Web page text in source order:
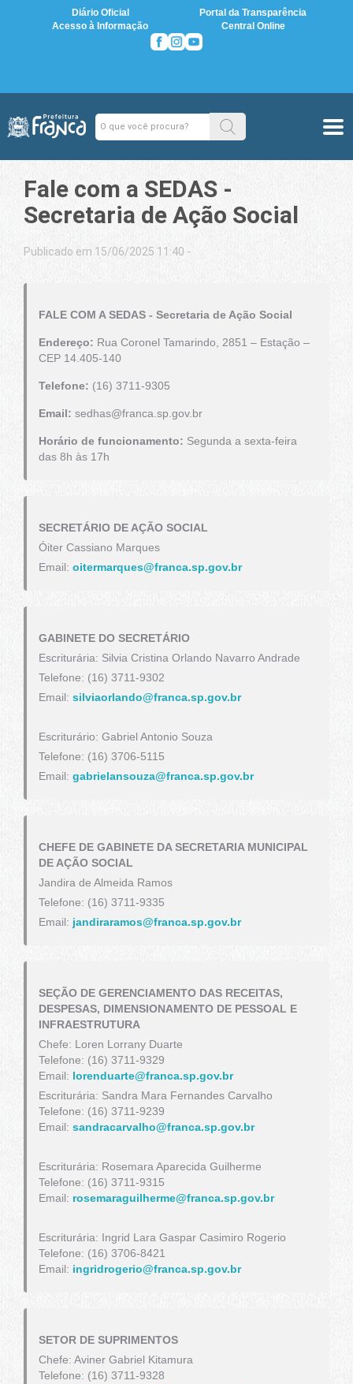
Diário Oficial
Portal da Transparência
Acesso à Informação
Central Online
Fale com a SEDAS -
Secretaria de Ação Social
Publicado em 15/06/2025 11:40 -
FALE COM A SEDAS - Secretaria de Ação Social
Endereço: Rua Coronel Tamarindo, 2851 – Estação –
CEP 14.405-140
Telefone: (16) 3711-9305
Email: sedhas@franca.sp.gov.br
Horário de funcionamento: Segunda a sexta-feira
das 8h às 17h
SECRETÁRIO DE AÇÃO SOCIAL
Óiter Cassiano Marques
Email: oitermarques@franca.sp.gov.br
GABINETE DO SECRETÁRIO
Escriturária: Silvia Cristina Orlando Navarro Andrade
Telefone: (16) 3711-9302
Email: silviaorlando@franca.sp.gov.br
Escriturário: Gabriel Antonio Souza
Telefone: (16) 3706-5115
Email: gabrielansouza@franca.sp.gov.br
CHEFE DE GABINETE DA SECRETARIA MUNICIPAL
DE AÇÃO SOCIAL
Jandira de Almeida Ramos
Telefone: (16) 3711-9335
Email: jandiraramos@franca.sp.gov.br
SEÇÃO DE GERENCIAMENTO DAS RECEITAS,
DESPESAS, DIMENSIONAMENTO DE PESSOAL E
INFRAESTRUTURA
Chefe: Loren Lorrany Duarte
Telefone: (16) 3711-9329
Email: lorenduarte@franca.sp.gov.br
Escriturária: Sandra Mara Fernandes Carvalho
Telefone: (16) 3711-9239
Email: sandracarvalho@franca.sp.gov.br
Escriturária: Rosemara Aparecida Guilherme
Telefone: (16) 3711-9315
Email: rosemaraguilherme@franca.sp.gov.br
Escriturária: Ingrid Lara Gaspar Casimiro Rogerio
Telefone: (16) 3706-8421
Email: ingridrogerio@franca.sp.gov.br
SETOR DE SUPRIMENTOS
Chefe: Aviner Gabriel Kitamura
Telefone: (16) 3711-9328